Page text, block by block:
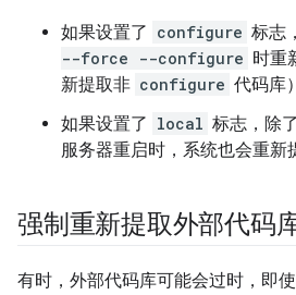
如果设置了 configure 标志
--force --configure 时重
新提取非 configure 代码库
如果设置了 local 标志，除
服务器重启时，系统也会重新
强制重新提取外部代码
有时，外部代码库可能会过时，即